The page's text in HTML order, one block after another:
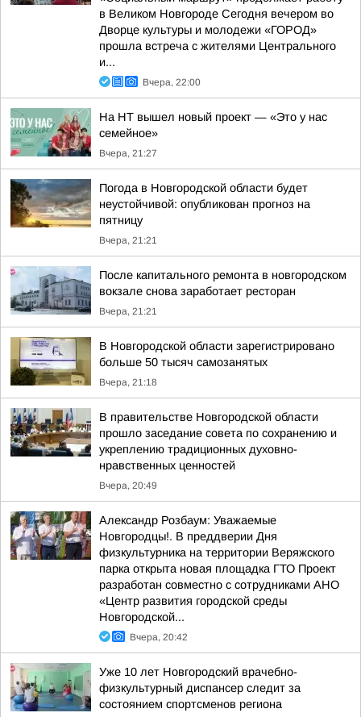
в Великом Новгороде Сегодня вечером во
Дворце культуры и молодежи «ГОРОД»
прошла встреча с жителями Центрального
и...
Вчера, 22:00
На НТ вышел новый проект — «Это у нас
семейное»
Вчера, 21:27
Погода в Новгородской области будет
неустойчивой: опубликован прогноз на
пятницу
Вчера, 21:21
После капитального ремонта в новгородском
вокзале снова заработает ресторан
Вчера, 21:21
В Новгородской области зарегистрировано
больше 50 тысяч самозанятых
Вчера, 21:18
В правительстве Новгородской области
прошло заседание совета по сохранению и
укреплению традиционных духовно-
нравственных ценностей
Вчера, 20:49
Александр Розбаум: Уважаемые
Новгородцы!. В преддверии Дня
физкультурника на территории Веряжского
парка открыта новая площадка ГТО Проект
разработан совместно с сотрудниками АНО
«Центр развития городской среды
Новгородской...
Вчера, 20:42
Уже 10 лет Новгородский врачебно-
физкультурный диспансер следит за
состоянием спортсменов региона